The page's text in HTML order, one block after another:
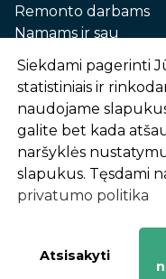
Remonto darbams
Namams ir sau
Automobilių priežiūrai
Sodui ir daržui
Informacija
Apie mus
Prekių pirkimo –
Prekių pristatymas ir
Garantinis
Privatumo politika
-
1
2
%
n
u
o
l
a
i
d
Siekdami pagerinti
statistiniais ir
naudojame
galite bet kada
naršyklės
slapukus. Tęsdami
privatumo politika
Atsisakyti